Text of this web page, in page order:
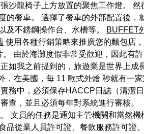
沙龍椅子上方放置的聚焦工作燈。 然
的餐車。 選擇了餐車的外部配置後，
及不銹鋼操作台、水槽等。
BUFFET
使用各種行銷策略來推廣您的麵包店
由於海灘度假非常受歡迎，因此有
如我之前提到的，旅遊業是世界上成
，在美國，每 11 歐式外燴 秒就有一家
務中，必須保存HACCP日誌（清潔
查，並且必須每年對系統進行審核。
文員的任務是通知主管機關和當然機
品從業人員許可證、餐飲服務許可證